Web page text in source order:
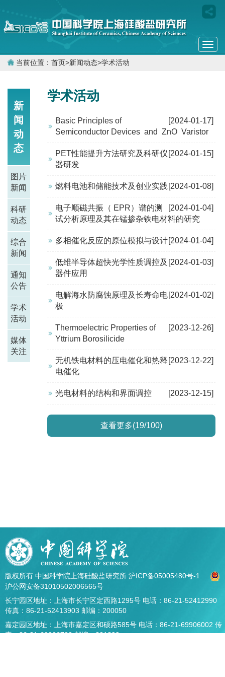
当前位置： 首页>新闻动态>学术活动
新
闻
动
态
图片
新闻
科研
动态
综合
新闻
通知
公告
学术
活动
媒体
关注
学术活动
[2024-01-17]
Basic Principles of
Semiconductor Devices and ZnO Varistor
[2024-01-15]
PET性能提升方法研究及科研仪
器研发
[2024-01-08]
燃料电池和储能技术及创业实践
[2024-01-04]
电子顺磁共振（ EPR）谱的测
试分析原理及其在锰掺杂铁电材料的研究
[2024-01-04]
多相催化反应的原位模拟与设计
[2024-01-03]
低维半导体超快光学性质调控及
器件应用
[2024-01-02]
电解海水防腐蚀原理及长寿命电
极
[2023-12-26]
Thermoelectric Properties of
Yttrium Borosilicide
[2023-12-22]
无机铁电材料的压电催化和热释
电催化
[2023-12-15]
光电材料的结构和界面调控
查看更多(19/100)
版权所有 中国科学院上海硅酸盐研究所 沪ICP备05005480号-1
沪公网安备31010502006565号
长宁园区地址：上海市长宁区定西路1295号 电话：86-21-52412990
传真：86-21-52413903 邮编：200050
嘉定园区地址：上海市嘉定区和硕路585号 电话：86-21-69906002 传
真：86-21-69906700 邮编：201899